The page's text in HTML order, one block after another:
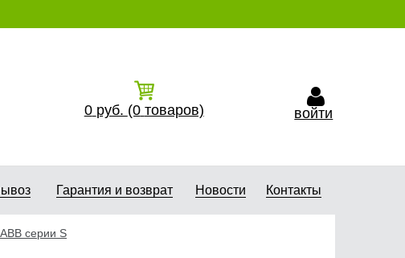
0 руб. (0 товаров) войти
Гарантия и возврат Новости Контакты
серии S